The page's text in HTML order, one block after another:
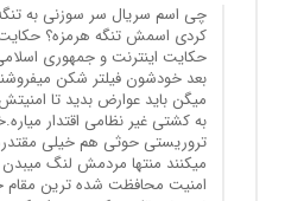
چی اسم سریال سر سوزنی به
کردی اسمش تنگه هرمزه؟
حکایت اینترنت و جمهوری
بعد خودشون فیلتر شکن
میگن باید عوارض بدید تا
به کشتی غیر نظامی اقتدار
تروریستی حوثی هم خیلی
میکنند منتها مردمش لنگ
امنیت محافظت شده ترین مقام